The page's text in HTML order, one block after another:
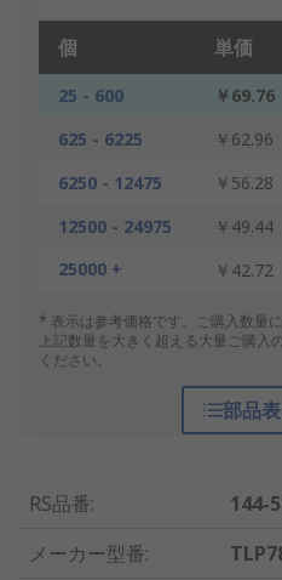
個 単価
25 - 600 ￥69.76
625 - 6225
￥62.96
6250 - 12475
￥56.28
12500 - 24975
￥49.44
25000 +
￥42.72
* 表示は参考価格です。ご購入数量
上記数量を大きく超える大量ご購入
ください。
部品
RS品番:
144-
メーカー型番: